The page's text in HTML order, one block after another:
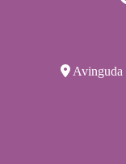
Avinguda